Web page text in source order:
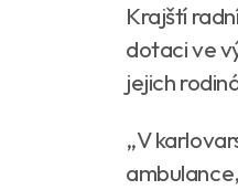
Krajští
dotaci ve
jejich
„V